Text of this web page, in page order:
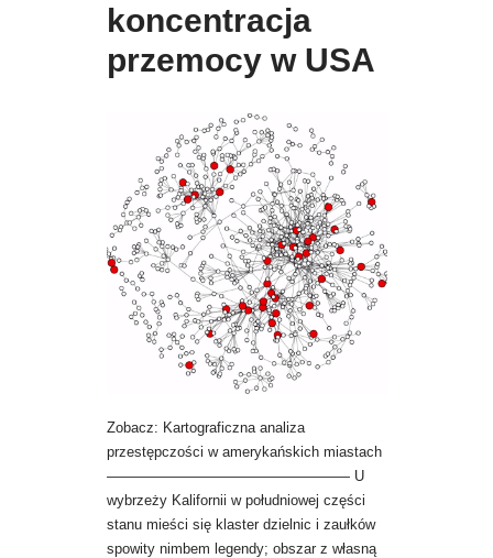
koncentracja
przemocy w USA
Zobacz: Kartograficzna analiza
przestępczości w amerykańskich miastach
————————————————— U
wybrzeży Kalifornii w południowej części
stanu mieści się klaster dzielnic i zaułków
spowity nimbem legendy; obszar z własną